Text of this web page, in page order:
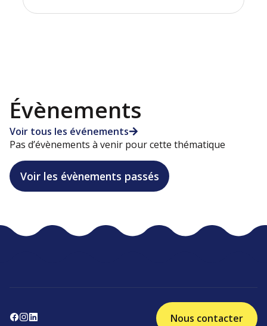
Évènements
Voir tous les événements
Pas d’évènements à venir pour cette thématique
Voir les évènements passés
Nous contacter